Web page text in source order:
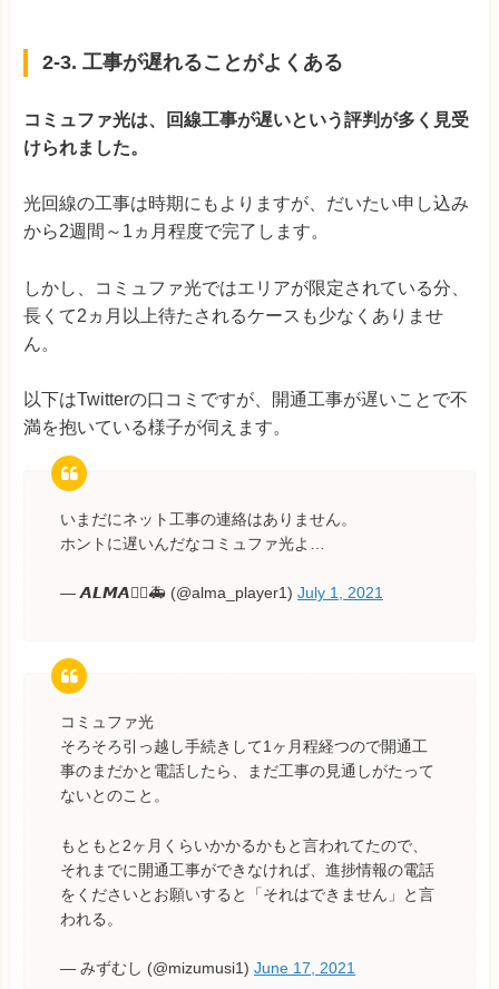
2-3. 工事が遅れることがよくある
コミュファ光は、回線工事が遅いという評判が多く見受
けられました。
光回線の工事は時期にもよりますが、だいたい申し込み
から2週間～1ヵ月程度で完了します。
しかし、コミュファ光ではエリアが限定されている分、
長くて2ヵ月以上待たされるケースも少なくありませ
ん。
以下はTwitterの口コミですが、開通工事が遅いことで不
満を抱いている様子が伺えます。
いまだにネット工事の連絡はありません。
ホントに遅いんだなコミュファ光よ…
— 𝘼𝙇𝙈𝘼🏴‍☠️🚑 (@alma_player1) July 1, 2021
コミュファ光
そろそろ引っ越し手続きして1ヶ月程経つので開通工
事のまだかと電話したら、まだ工事の見通しがたって
ないとのこと。
もともと2ヶ月くらいかかるかもと言われてたので、
それまでに開通工事ができなければ、進捗情報の電話
をくださいとお願いすると「それはできません」と言
われる。
— みずむし (@mizumusi1) June 17, 2021